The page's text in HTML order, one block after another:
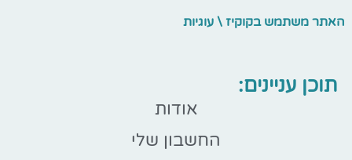
האתר משתמש בקוקיז \ עוגיות
תוכן עניינים:
אודות
החשבון שלי